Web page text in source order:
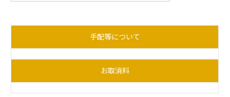
手配等について
お取消料